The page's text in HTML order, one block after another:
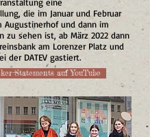
die im Januar und Februar
Augustinerhof und dann im
zu sehen ist, ab März 2022 dann
am Lorenzer Platz und
der DATEV gastiert.
Statements auf YouTube